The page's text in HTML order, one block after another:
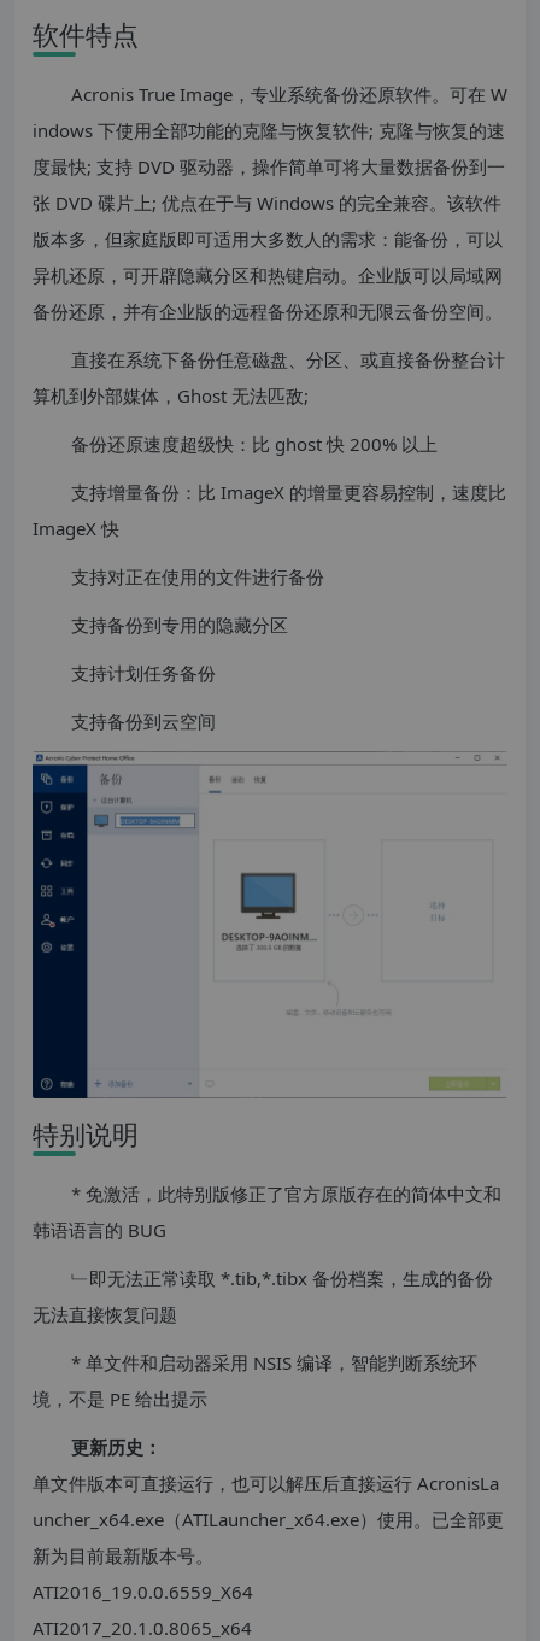
软件特点
Acronis True Image，专业系统备份还原软件。可在 W
indows 下使用全部功能的克隆与恢复软件; 克隆与恢复的速
度最快; 支持 DVD 驱动器，操作简单可将大量数据备份到一
张 DVD 碟片上; 优点在于与 Windows 的完全兼容。该软件
版本多，但家庭版即可适用大多数人的需求：能备份，可以
异机还原，可开辟隐藏分区和热键启动。企业版可以局域网
备份还原，并有企业版的远程备份还原和无限云备份空间。
直接在系统下备份任意磁盘、分区、或直接备份整台计
算机到外部媒体，Ghost 无法匹敌;
备份还原速度超级快：比 ghost 快 200% 以上
支持增量备份：比 ImageX 的增量更容易控制，速度比
ImageX 快
支持对正在使用的文件进行备份
支持备份到专用的隐藏分区
支持计划任务备份
支持备份到云空间
特别说明
* 免激活，此特别版修正了官方原版存在的简体中文和
韩语语言的 BUG
﹂即无法正常读取 *.tib,*.tibx 备份档案，生成的备份
无法直接恢复问题
* 单文件和启动器采用 NSIS 编译，智能判断系统环
境，不是 PE 给出提示
更新历史：
单文件版本可直接运行，也可以解压后直接运行 AcronisLa
uncher_x64.exe（ATILauncher_x64.exe）使用。已全部更
新为目前最新版本号。
ATI2016_19.0.0.6559_X64
ATI2017_20.1.0.8065_x64